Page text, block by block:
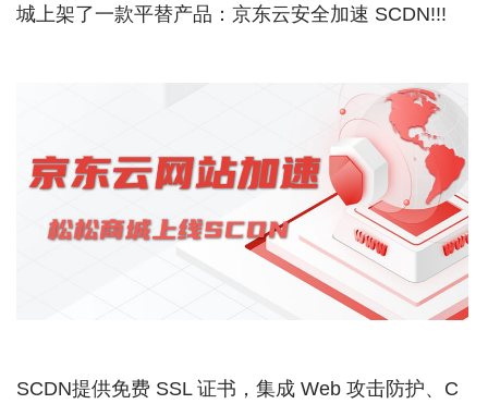
城上架了一款平替产品：京东云安全加速 SCDN!!!
SCDN提供免费 SSL 证书，集成 Web 攻击防护、C